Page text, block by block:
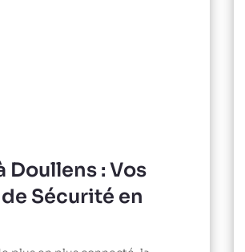
Doullens : Vos
Sécurité en